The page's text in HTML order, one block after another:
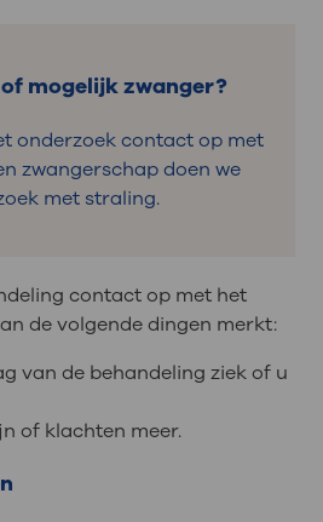
mogelijk zwanger?
onderzoek contact op met
zwangerschap doen we
met straling.
contact op met het
de volgende dingen merkt:
van de behandeling ziek of u
of klachten meer.